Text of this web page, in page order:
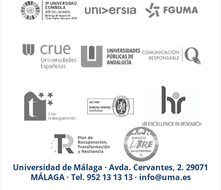
Universidad de Málaga · Avda. Cervantes, 2. 29071
MÁLAGA · Tel. 952 13 13 13 · info@uma.es